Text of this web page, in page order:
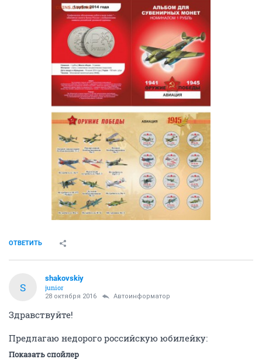
ОТВЕТИТЬ
S
shakovskiy
junior
28 октября 2016 Автоинформатор
Здравствуйте!
Предлагаю недорого российскую юбилейку:
Показать спойлер